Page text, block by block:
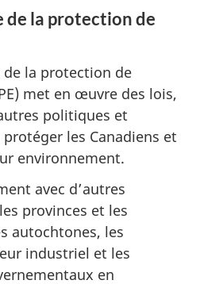
de la protection de
de la protection de
met en œuvre des lois,
politiques et
les Canadiens et
environnement.
avec d’autres
provinces et les
autochtones, les
industriel et les
en